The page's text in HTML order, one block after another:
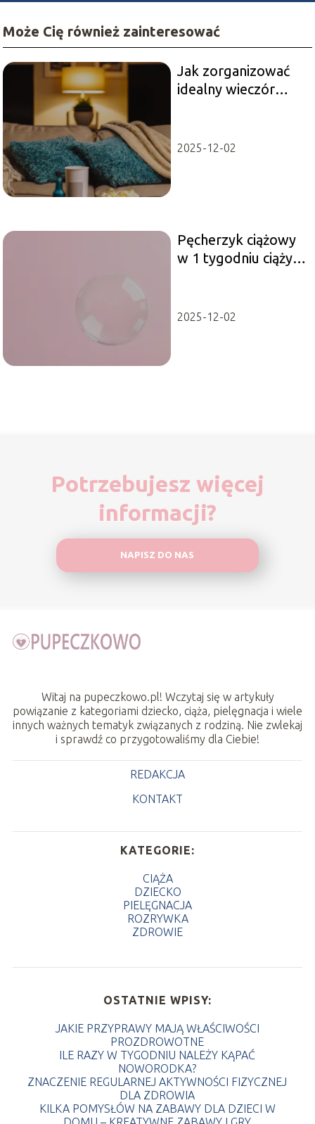
Może Cię również zainteresować
Jak zorganizować
idealny wieczór
2025-12-02
Pęcherzyk ciążowy
w 1 tygodniu ciąży:
2025-12-02
Potrzebujesz więcej
informacji?
NAPISZ DO NAS
Witaj na pupeczkowo.pl! Wczytaj się w artykuły
powiązanie z kategoriami dziecko, ciąża, pielęgnacja i wiele
innych ważnych tematyk związanych z rodziną. Nie zwlekaj
i sprawdź co przygotowaliśmy dla Ciebie!
REDAKCJA
KONTAKT
KATEGORIE:
CIĄŻA
DZIECKO
PIELĘGNACJA
ROZRYWKA
ZDROWIE
OSTATNIE WPISY:
JAKIE PRZYPRAWY MAJĄ WŁAŚCIWOŚCI
PROZDROWOTNE
ILE RAZY W TYGODNIU NALEŻY KĄPAĆ
NOWORODKA?
ZNACZENIE REGULARNEJ AKTYWNOŚCI FIZYCZNEJ
DLA ZDROWIA
KILKA POMYSŁÓW NA ZABAWY DLA DZIECI W